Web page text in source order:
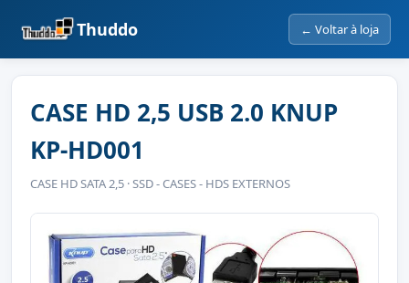
Thuddo ← Voltar à loja
CASE HD 2,5 USB 2.0 KNUP
KP-HD001
CASE HD SATA 2,5 · SSD - CASES - HDS EXTERNOS